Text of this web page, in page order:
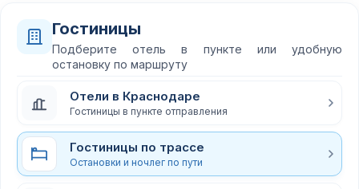
Гостиницы
Подберите отель в пункте или удобную
остановку по маршруту
Отели в Краснодаре
Гостиницы в пункте отправления
Гостиницы по трассе
Остановки и ночлег по пути